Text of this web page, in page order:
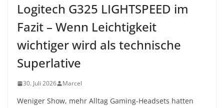
Logitech G325 LIGHTSPEED im
Fazit – Wenn Leichtigkeit
wichtiger wird als technische
Superlative
30. Juli 2026 Marcel
Weniger Show, mehr Alltag Gaming-Headsets hatten